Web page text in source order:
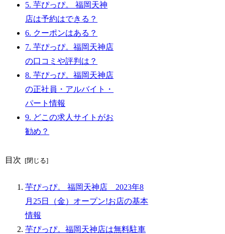
5. 芋ぴっぴ。 福岡天神
店は予約はできる？
6. クーポンはある？
7. 芋ぴっぴ。福岡天神店
の口コミや評判は？
8. 芋ぴっぴ。福岡天神店
の正社員・アルバイト・
パート情報
9. どこの求人サイトがお
勧め？
目次
芋ぴっぴ。 福岡天神店 2023年8
月25日（金）オープン!お店の基本
情報
芋ぴっぴ。福岡天神店は無料駐車